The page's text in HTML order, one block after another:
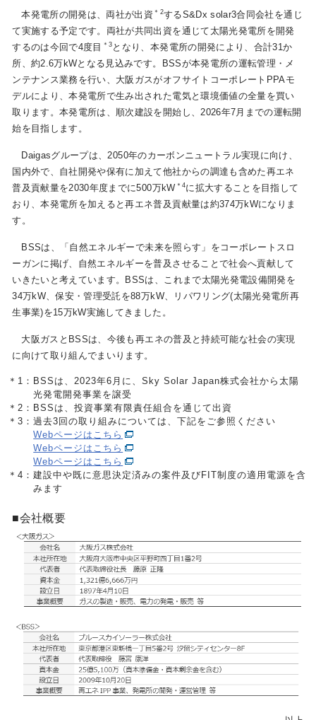
ご家庭のお客さま
業務用・産業用のお客さま
本発電所の開発は、両社が出資 ＊2するS&Dx solar3合同会社を通じ
て実施する予定です。両社が共同出資を通じて太陽光発電所を開発
するのは今回で4度目 ＊3 となり、本発電所の開発により、合計31か
所、約2.6万kWとなる見込みです。BSSが本発電所の運転管理・メ
ンテナンス業務を行い、大阪ガスがオフサイトコーポレートPPAモ
デルにより、本発電所で生み出された電気と環境価値の全量を買い
取ります。本発電所は、順次建設を開始し、2026年7月までの運転開
始を目指します。
Daigasグループは、2050年のカーボンニュートラル実現に向け、
国内外で、自社開発や保有に加えて他社からの調達も含めた再エネ
普及貢献量を2030年度までに500万kW ＊4に拡大することを目指して
おり、本発電所を加えると再エネ普及貢献量は約374万kWになりま
す。
BSSは、「自然エネルギーで未来を照らす」をコーポレートスロ
ーガンに掲げ、自然エネルギーを普及させることで社会へ貢献して
いきたいと考えています。BSSは、これまで太陽光発電設備開発を
34万kW、保安・管理受託を88万kW、リパワリング(太陽光発電所再
生事業)を15万kW実施してきました。
大阪ガスとBSSは、今後も再エネの普及と持続可能な社会の実現
に向けて取り組んでまいります。
＊1： BSSは、2023年6月に、Sky Solar Japan株式会社から太陽
光発電開発事業を譲受
＊2： BSSは、投資事業有限責任組合を通じて出資
＊3：過去3回の取り組みについては、下記をご参照ください
Webページはこちら
Webページはこちら
Webページはこちら
＊4：建設中や既に意思決定済みの案件及びFIT制度の適用電源を含
みます
■会社概要